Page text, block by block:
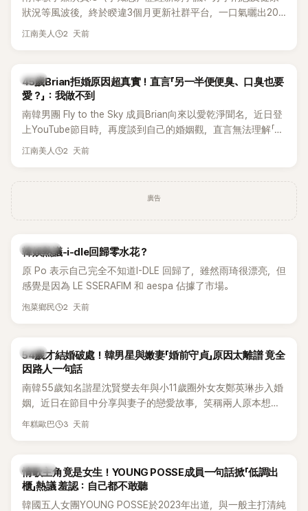
狀況等風波後，終於睽違3個月更新社群平台，一口氣曬出20
張近況照，讓大批粉絲又驚又喜。不過，比起照片本身，更引
江南美人 2 天前
韓星
45歲Brian拒婚原因超真實！直言「另一半便便臭、口臭也要
愛？」：我做不到
南韓男團 Fly to the Sky 成員Brian向來以愛乾淨聞名，近日登
上YouTube節目時，再度談到自己的婚姻觀，直言無法理解「連
另一半的口臭、便便臭都要愛」這種說法，更大方表明自己是不
江南美人 2 天前
廣告
熱議討論
韓娛熱議-i-dle回歸零水花？
原 Po 表示自己完全不知道I-DLE 回歸了，雖然雨琦很漂亮，但
感覺是因為 LE SSERAFIM 和 aespa 佔據了市場。
泡菜鄉民 2 天前
韓星
54歲才結婚破處！韓男星與嫩妻「婚前守貞」原因太離譜 竟全
因路人一句話
南韓55歲知名諧星沈賢燮去年與小11歲圈外女友鄭英琳步入婚
姻，近日在節目中分享與妻子的戀愛故事，笑稱兩人原本想享
受兩人世界，沒想到站在飯店門口時竟被路人認出，還一路替
年糕歐巴 3 天前
K-POP
情歌主角竟是女生！YOUNG POSSE成員一句話掀「低調出
櫃」熱議 羞認：自己都不敢聽
韓國五人女團YOUNG POSSE於2023年出道，與一般主打清純